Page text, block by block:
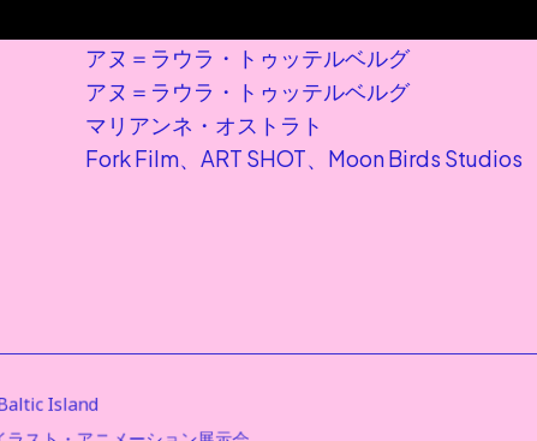
アヌ＝ラウラ・トゥッテルベルグ
アヌ＝ラウラ・トゥッテルベルグ
マリアンネ・オストラト
Fork Film、ART SHOT、Moon Birds Studios
Island